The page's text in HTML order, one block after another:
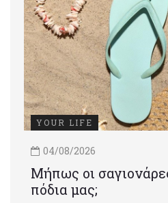
YOUR LIFE
04/08/2026
Μήπως οι
πόδια μας;